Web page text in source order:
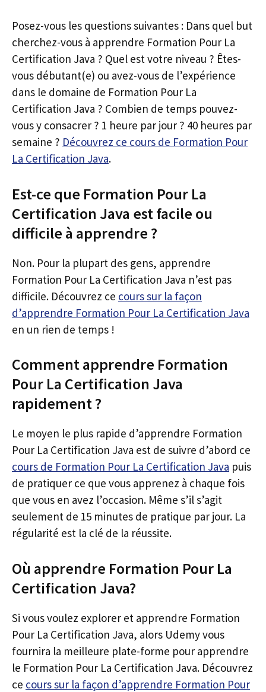
Posez-vous les questions suivantes : Dans quel but
cherchez-vous à apprendre Formation Pour La
Certification Java ? Quel est votre niveau ? Êtes-
vous débutant(e) ou avez-vous de l’expérience
dans le domaine de Formation Pour La
Certification Java ? Combien de temps pouvez-
vous y consacrer ? 1 heure par jour ? 40 heures par
semaine ? Découvrez ce cours de Formation Pour
La Certification Java.
Est-ce que Formation Pour La
Certification Java est facile ou
difficile à apprendre ?
Non. Pour la plupart des gens, apprendre
Formation Pour La Certification Java n’est pas
difficile. Découvrez ce cours sur la façon
d’apprendre Formation Pour La Certification Java
en un rien de temps !
Comment apprendre Formation
Pour La Certification Java
rapidement ?
Le moyen le plus rapide d’apprendre Formation
Pour La Certification Java est de suivre d’abord ce
cours de Formation Pour La Certification Java puis
de pratiquer ce que vous apprenez à chaque fois
que vous en avez l’occasion. Même s’il s’agit
seulement de 15 minutes de pratique par jour. La
régularité est la clé de la réussite.
Où apprendre Formation Pour La
Certification Java?
Si vous voulez explorer et apprendre Formation
Pour La Certification Java, alors Udemy vous
fournira la meilleure plate-forme pour apprendre
le Formation Pour La Certification Java. Découvrez
ce cours sur la façon d’apprendre Formation Pour